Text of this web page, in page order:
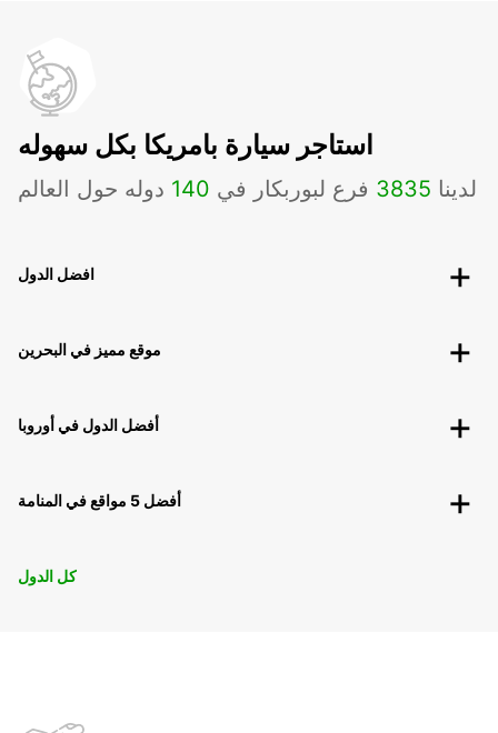
استاجر سيارة بامريكا بكل سهوله
لدينا 3835 فرع لبوربكار في 140 دوله حول العالم
افضل الدول
موقع مميز في البحرين
أفضل الدول في أوروبا
أفضل 5 مواقع في المنامة
كل الدول